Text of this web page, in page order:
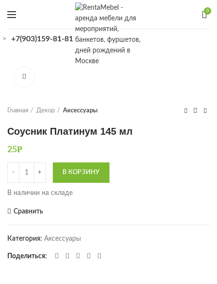
0
> +7(903)159-81-81
КАТАЛОГ
Главная Декор Аксессуары
Соусник Платинум 145 мл
25Р
Количество
В КОРЗИНУ
В наличии на складе
Сравнить
Категория: Аксессуары
Поделиться